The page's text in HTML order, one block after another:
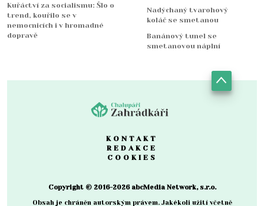
Kuřáctví za socialismu: Šlo o
trend, kouřilo se v
nemocnicích i v hromadné
dopravě
Nadýchaný tvarohový
koláč se smetanou
Banánový tunel se
smetanovou náplní
KONTAKT
REDAKCE
COOKIES
Copyright © 2016-2026 abcMedia Network, s.r.o.
Obsah je chráněn autorským právem. Jakékoli užití včetně